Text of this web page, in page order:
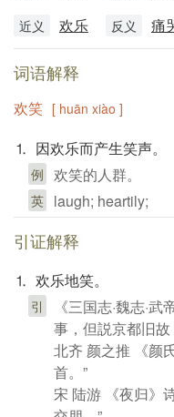
近义 欢乐 反义 痛
词语解释
欢笑 [ huān xiào ]
⒈ 因欢乐而产生笑声。
例 欢笑的人群。
英 laugh; heartily;
引证解释
⒈ 欢乐地笑。
引
《三国志·魏志·
事，但説京都旧
北齐 颜之推 《颜
首。”
宋 陆游 《夜归》